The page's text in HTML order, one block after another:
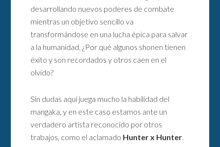
desarrollando nuevos poderes de combate
mientras un objetivo sencillo va
transformándose en una lucha épica para salvar
a la humanidad. ¿Por qué algunos shonen tienen
éxito y son recordados y otros caen en el
olvido?
Sin dudas aquí juega mucho la habilidad del
mangaka, y en este caso estamos ante un
verdadero artista reconocido por otros
trabajos, como el aclamado Hunter x Hunter.